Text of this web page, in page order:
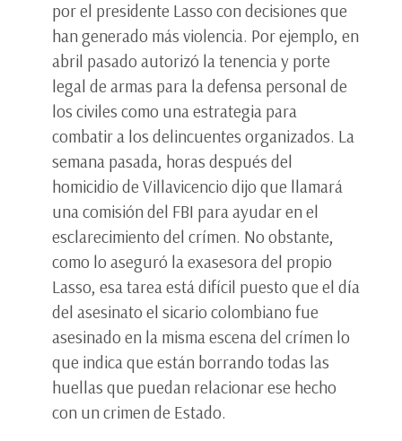
por el presidente Lasso con decisiones que
han generado más violencia. Por ejemplo, en
abril pasado autorizó la tenencia y porte
legal de armas para la defensa personal de
los civiles como una estrategia para
combatir a los delincuentes organizados. La
semana pasada, horas después del
homicidio de Villavicencio dijo que llamará
una comisión del FBI para ayudar en el
esclarecimiento del crímen. No obstante,
como lo aseguró la exasesora del propio
Lasso, esa tarea está difícil puesto que el día
del asesinato el sicario colombiano fue
asesinado en la misma escena del crímen lo
que indica que están borrando todas las
huellas que puedan relacionar ese hecho
con un crimen de Estado.